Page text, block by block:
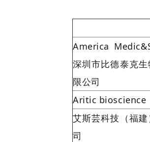
America
深圳市比德泰克
限公司
Aritic bioscience
艾斯芸科技（福
司